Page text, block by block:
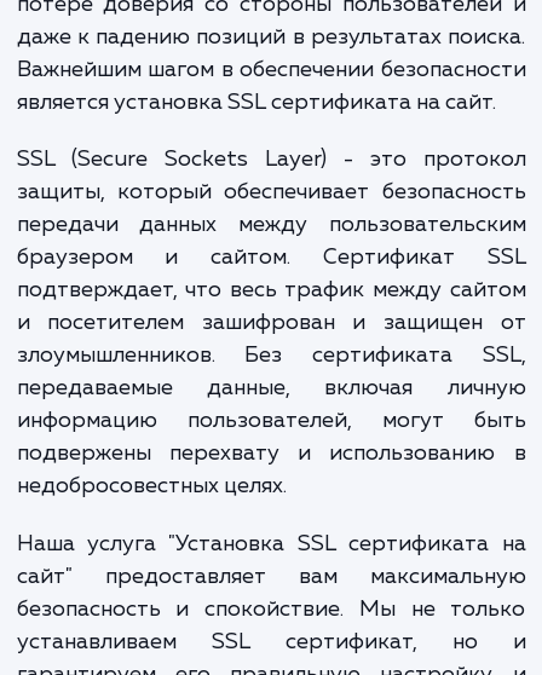
для всех владельцев сайтов.
защита может привести к утечке
потере доверия со стороны
даже к падению позиций в результатах
Важнейшим шагом в обеспечении
является установка SSL сертификата на
SSL (Secure Sockets Layer) - это
защиты, который обеспечивает
передачи данных между
браузером и сайтом. Сертификат
подтверждает, что весь трафик между
и посетителем зашифрован и
злоумышленников. Без сертификата
передаваемые данные, включая
информацию пользователей, могут
подвержены перехвату и
недобросовестных целях.